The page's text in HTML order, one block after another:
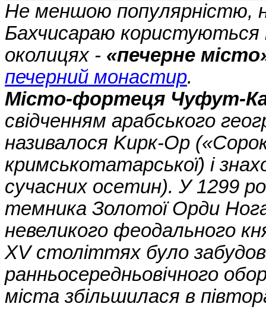
Не меншою популярністю,
Бахчисараю
околицях - «печерне
печерний монастир.
Місто-фортеця Чуфут-
свідченням арабського
називалося Kирк-Ор
кримськотатарської) і
сучасних осетин). У 1299
темника Золотої Орди
невеликого феодального
XV століттях було
ранньосередньовічного
міста збільшилася в